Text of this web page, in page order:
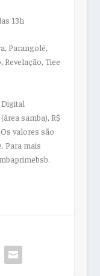
13h
Parangolé,
Tiee
samba), R$
valores são
Para mais